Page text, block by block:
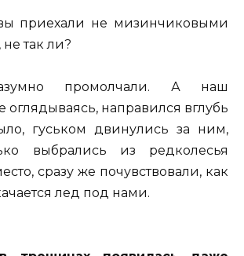
приехали не мизинчиковыми
так ли?
промолчали. А наш
оглядываясь, направился вглубь
гуськом двинулись за ним,
выбрались из редколесья
сразу же почувствовали, как
лед под нами.